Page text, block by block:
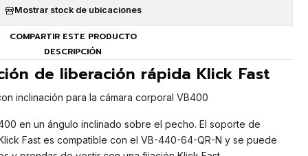
Mostrar stock de ubicaciones
COMPARTIR ESTE PRODUCTO
DESCRIPCIÓN
de liberación rápida Klick Fast
inclinación para la cámara corporal VB400
en un ángulo inclinado sobre el pecho. El soporte de
Fast es compatible con el VB-440-64-QR-N y se puede